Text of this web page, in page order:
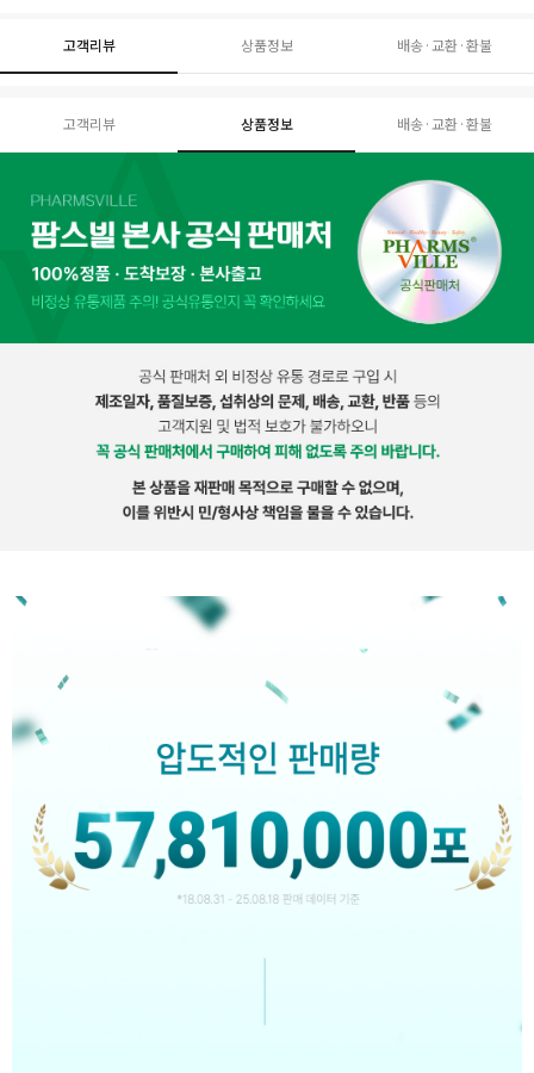
고객리뷰 상품정보 배송·교환·환불
고객리뷰 상품정보 배송·교환·환불